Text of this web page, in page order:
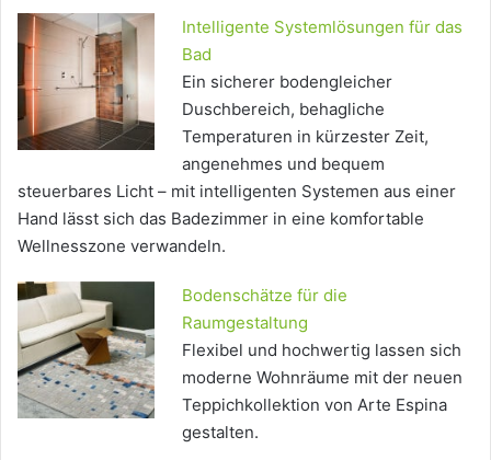
Intelligente Systemlösungen für das
Bad
Ein sicherer bodengleicher
Duschbereich, behagliche
Temperaturen in kürzester Zeit,
angenehmes und bequem
steuerbares Licht – mit intelligenten Systemen aus einer
Hand lässt sich das Badezimmer in eine komfortable
Wellnesszone verwandeln.
Bodenschätze für die
Raumgestaltung
Flexibel und hochwertig lassen sich
moderne Wohnräume mit der neuen
Teppichkollektion von Arte Espina
gestalten.